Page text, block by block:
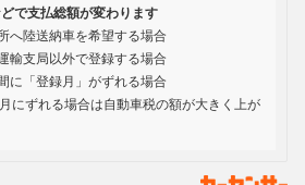
で支払総額が変わります
へ陸送納車を希望する場合
輸支局以外で登録する場合
に「登録月」がずれる場合
にずれる場合は自動車税の額が大きく上が